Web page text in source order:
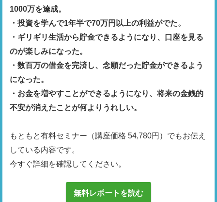
1000万を達成。
・投資を学んで1年半で70万円以上の利益がでた。
・ギリギリ生活から貯金できるようになり、口座を見る
のが楽しみになった。
・数百万の借金を完済し、念願だった貯金ができるよう
になった。
・お金を増やすことができるようになり、将来の金銭的
不安が消えたことが何よりうれしい。
もともと有料セミナー（講座価格 54,780円）でもお伝え
している内容です。
今すぐ詳細を確認してください。
無料レポートを読む